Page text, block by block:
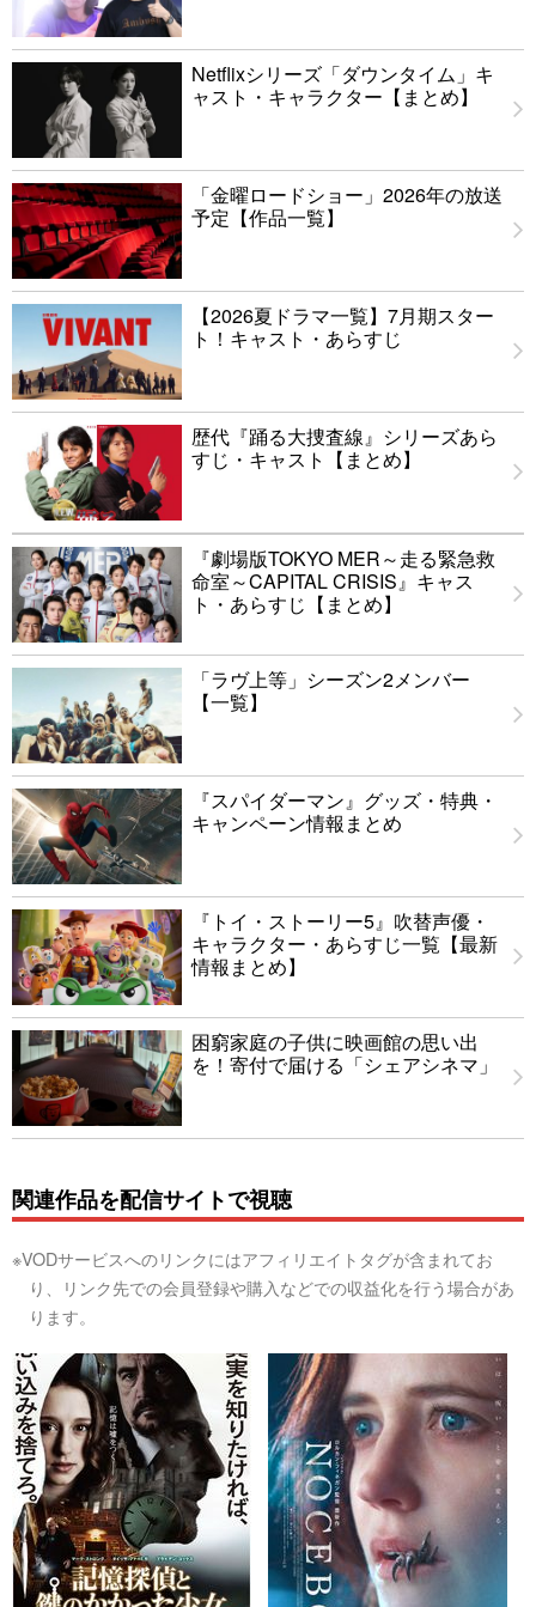
Netflixシリーズ「ダウンタイム」キ
ャスト・キャラクター【まとめ】
「金曜ロードショー」2026年の放送
予定【作品一覧】
【2026夏ドラマ一覧】7月期スター
ト！キャスト・あらすじ
歴代『踊る大捜査線』シリーズあら
すじ・キャスト【まとめ】
『劇場版TOKYO MER～走る緊急救
命室～CAPITAL CRISIS』キャス
ト・あらすじ【まとめ】
「ラヴ上等」シーズン2メンバー
【一覧】
『スパイダーマン』グッズ・特典・
キャンペーン情報まとめ
『トイ・ストーリー5』吹替声優・
キャラクター・あらすじ一覧【最新
情報まとめ】
困窮家庭の子供に映画館の思い出
を！寄付で届ける「シェアシネマ」
関連作品を配信サイトで視聴
※VODサービスへのリンクにはアフィリエイトタグが含まれてお
り、リンク先での会員登録や購入などでの収益化を行う場合があ
ります。